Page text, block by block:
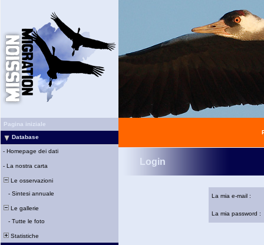
Pagina iniziale
Database
- Homepage dei dati
- La nostra carta
Le osservazioni
- Sintesi annuale
Le gallerie
- Tutte le foto
Statistiche
Login
La mia e-mail :
La mia password :